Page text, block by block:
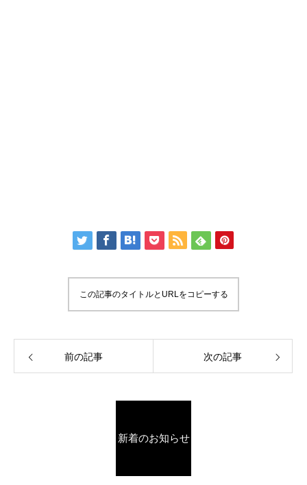
この記事のタイトルとURLをコピーする
前の記事 次の記事
新着のお知らせ